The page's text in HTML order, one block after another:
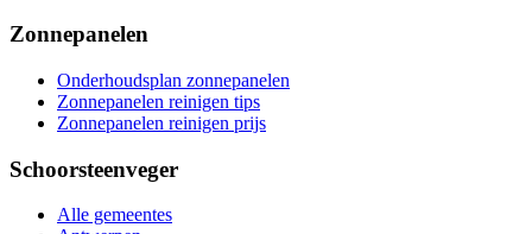
Zonnepanelen
Onderhoudsplan zonnepanelen
Zonnepanelen reinigen tips
Zonnepanelen reinigen prijs
Schoorsteenveger
Alle gemeentes